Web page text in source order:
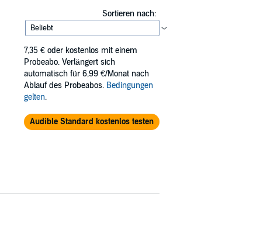
Sortieren nach:
7,35 € oder kostenlos mit einem
Probeabo. Verlängert sich
automatisch für 6,99 €/Monat nach
Ablauf des Probeabos. Bedingungen
gelten.
Audible Standard kostenlos testen